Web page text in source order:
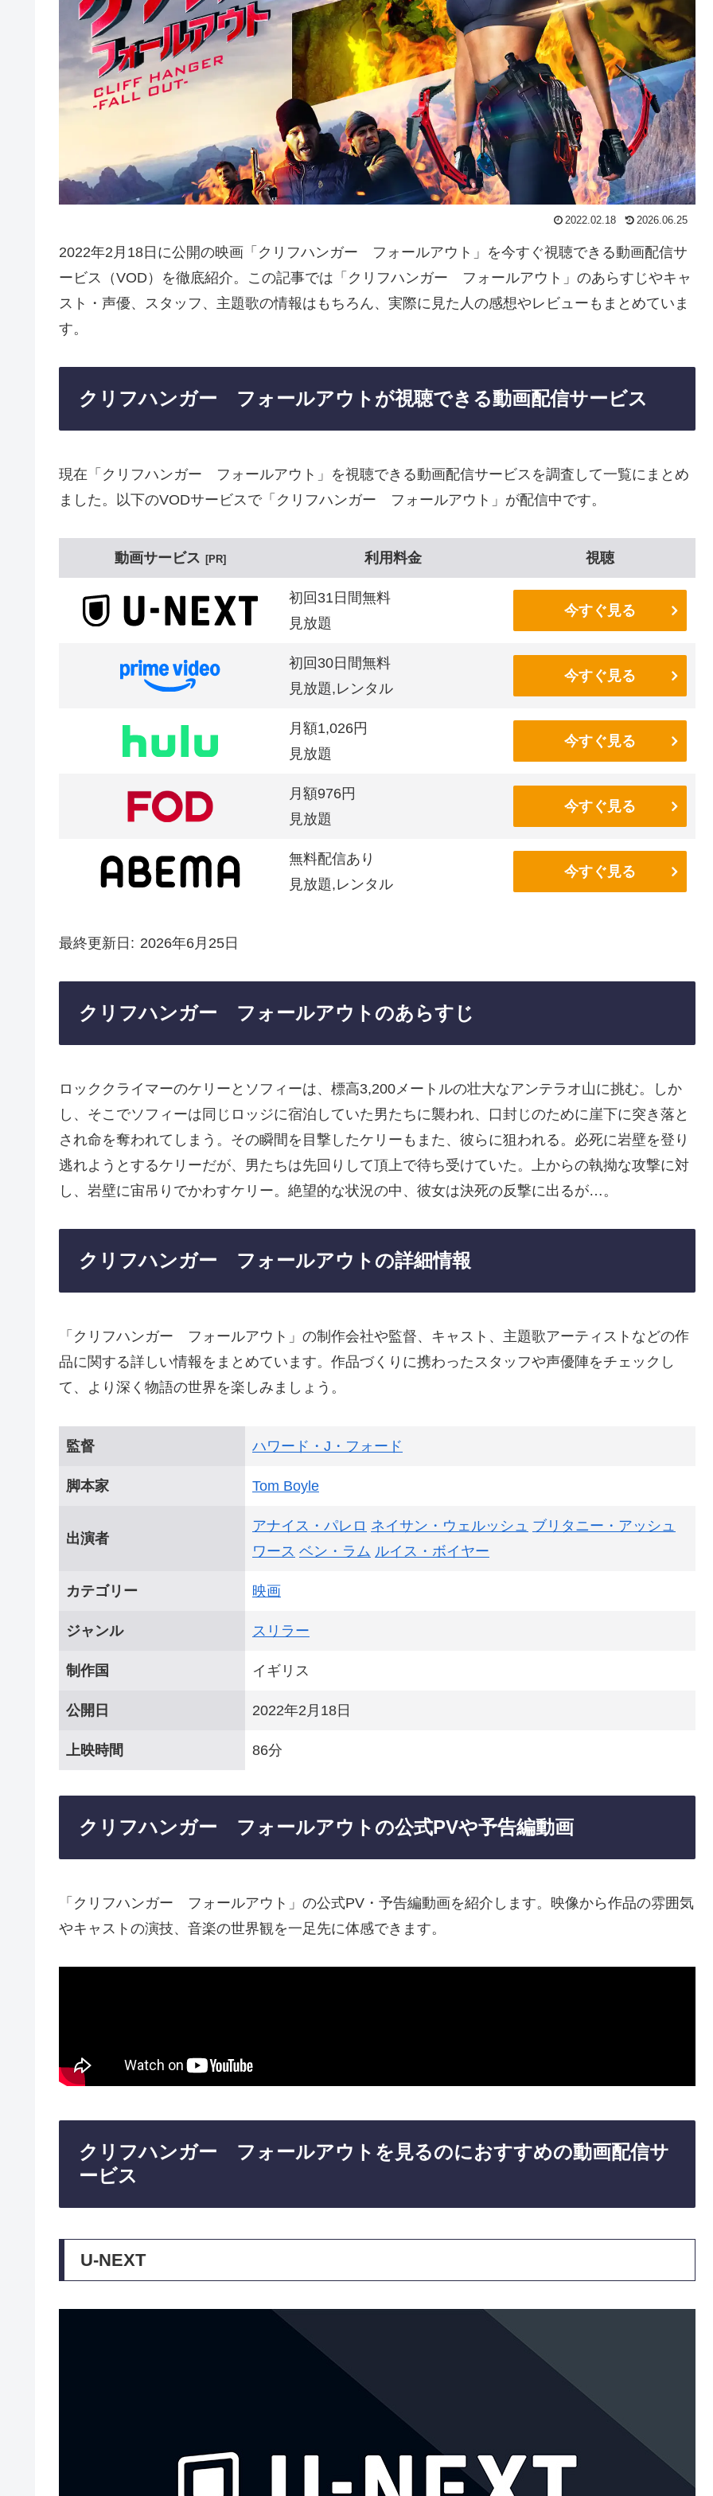
2022.02.18 2026.06.25
2022年2月18日に公開の映画「クリフハンガー フォールアウト」を今すぐ視聴できる動画配信サ
ービス（VOD）を徹底紹介。この記事では「クリフハンガー フォールアウト」のあらすじやキャ
スト・声優、スタッフ、主題歌の情報はもちろん、実際に見た人の感想やレビューもまとめていま
す。
クリフハンガー フォールアウトが視聴できる動画配信サービス
現在「クリフハンガー フォールアウト」を視聴できる動画配信サービスを調査して一覧にまとめ
ました。以下のVODサービスで「クリフハンガー フォールアウト」が配信中です。
動画サービス PR 利用料金 視聴
初回31日間無料
見放題
今すぐ見る
初回30日間無料
見放題,レンタル
今すぐ見る
月額1,026円
見放題
今すぐ見る
月額976円
見放題
今すぐ見る
無料配信あり
見放題,レンタル
今すぐ見る
最終更新日 2026年6月25日
クリフハンガー フォールアウトのあらすじ
ロッククライマーのケリーとソフィーは、標高3,200メートルの壮大なアンテラオ山に挑む。しか
し、そこでソフィーは同じロッジに宿泊していた男たちに襲われ、口封じのために崖下に突き落と
され命を奪われてしまう。その瞬間を目撃したケリーもまた、彼らに狙われる。必死に岩壁を登り
逃れようとするケリーだが、男たちは先回りして頂上で待ち受けていた。上からの執拗な攻撃に対
し、岩壁に宙吊りでかわすケリー。絶望的な状況の中、彼女は決死の反撃に出るが…。
クリフハンガー フォールアウトの詳細情報
「クリフハンガー フォールアウト」の制作会社や監督、キャスト、主題歌アーティストなどの作
品に関する詳しい情報をまとめています。作品づくりに携わったスタッフや声優陣をチェックし
て、より深く物語の世界を楽しみましょう。
監督 ハワード・J・フォード
脚本家 Tom Boyle
出演者
アナイス・パレロ ネイサン・ウェルッシュ ブリタニー・アッシュ
ワース ベン・ラム ルイス・ボイヤー
カテゴリー 映画
ジャンル スリラー
制作国 イギリス
公開日 2022年2月18日
上映時間 86分
クリフハンガー フォールアウトの公式PVや予告編動画
「クリフハンガー フォールアウト」の公式PV・予告編動画を紹介します。映像から作品の雰囲気
やキャストの演技、音楽の世界観を一足先に体感できます。
クリフハンガー フォールアウトを見るのにおすすめの動画配信サ
ービス
U-NEXT